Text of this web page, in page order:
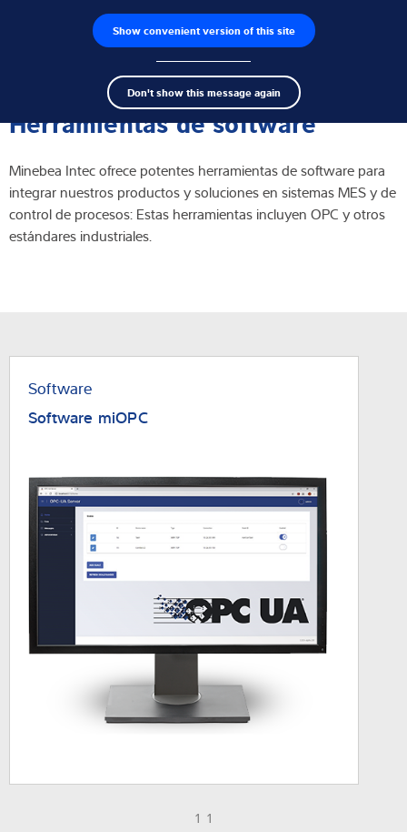
Show convenient version of this site
Don't show this message again
Buscador de productos Empleos
Search
term
Terminales de pesaje
Básculas industriales
Soluciones de inspección
Servicios
Soluciones Industriales
Sobre Nostros
Noticias
Buscador de productos
Herramientas de software
Minebea Intec ofrece potentes herramientas de software para
integrar nuestros productos y soluciones en sistemas MES y de
control de procesos: Estas herramientas incluyen OPC y otros
estándares industriales.
Software
Software miOPC
1 1